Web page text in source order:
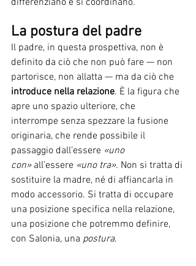
La postura del padre
Il padre, in questa prospettiva, non è
definito da ciò che non può fare — non
partorisce, non allatta — ma da ciò che
introduce nella relazione. È la figura che
apre uno spazio ulteriore, che
interrompe senza spezzare la fusione
originaria, che rende possibile il
passaggio dall’essere «uno
con» all’essere «uno tra». Non si tratta di
sostituire la madre, né di affiancarla in
modo accessorio. Si tratta di occupare
una posizione specifica nella relazione,
una posizione che potremmo definire,
con Salonia, una postura.